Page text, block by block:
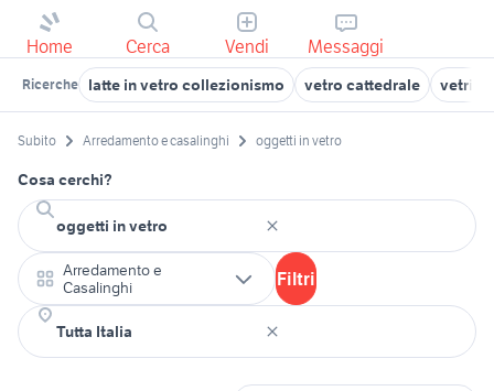
Home Cerca Vendi Messaggi
Ricerche latte in vetro collezionismo vetro cattedrale
Subito Arredamento e casalinghi oggetti in vetro
Cosa cerchi?
Arredamento e
Casalinghi
Filtri